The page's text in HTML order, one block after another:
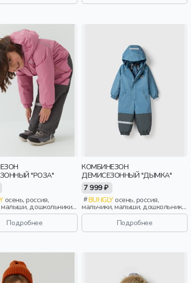
"РОЗА"
осень, россия,
малыши, дошкольники,
Подробнее
КОМБИНЕЗОН
ДЕМИСЕЗОННЫЙ "ДЫМКА"
7 999 ₽
BUNGLYосень, россия,
мальчики, малыши, дошкольники,
дети
Подробнее